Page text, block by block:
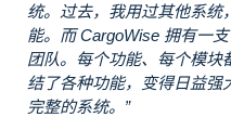
统。过去，我用过其他系统
能。而 CargoWise 拥有一
团队。每个功能、每个模块
结了各种功能，变得日益强
完整的系统。”